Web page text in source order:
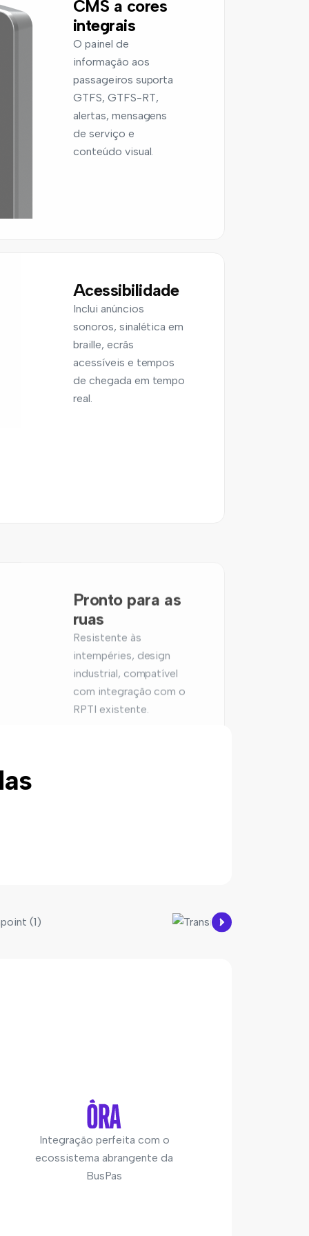
CMS a cores
integrais
O painel de
informação aos
passageiros suporta
GTFS, GTFS-RT,
alertas, mensagens
de serviço e
conteúdo visual.
Inclui anúncios
sonoros, sinalética em
braille, ecrãs
acessíveis e tempos
de chegada em tempo
real.
intempéries, design
industrial, compatível
com integração com o
RPTI existente.
Integração perfeita com o
ecossistema abrangente da
BusPas